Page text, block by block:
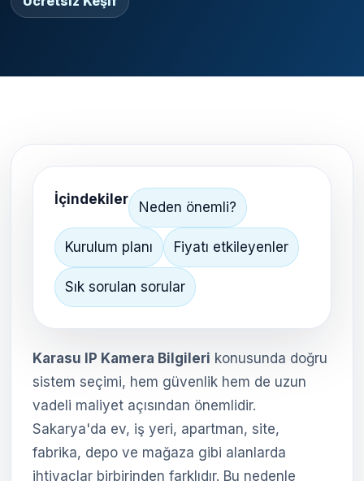
İçindekiler Neden önemli?
Kurulum planı Fiyatı etkileyenler
Sık sorulan sorular
Karasu IP Kamera Bilgileri konusunda doğru
sistem seçimi, hem güvenlik hem de uzun
vadeli maliyet açısından önemlidir.
Sakarya'da ev, iş yeri, apartman, site,
fabrika, depo ve mağaza gibi alanlarda
ihtiyaçlar birbirinden farklıdır. Bu nedenle